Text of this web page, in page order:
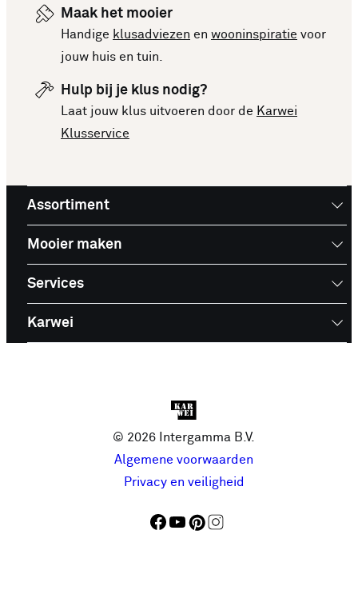
Maak het mooier
Handige klusadviezen en wooninspiratie voor
jouw huis en tuin.
Hulp bij je klus nodig?
Laat jouw klus uitvoeren door de Karwei
Klusservice
Assortiment
Mooier maken
Services
Karwei
© 2026 Intergamma B.V.
Algemene voorwaarden
Privacy en veiligheid